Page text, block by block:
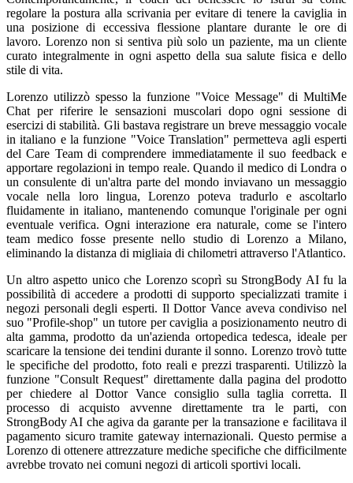
regolare la postura alla scrivania per evitare di tenere la caviglia in
una posizione di eccessiva flessione plantare durante le ore di
lavoro. Lorenzo non si sentiva più solo un paziente, ma un cliente
curato integralmente in ogni aspetto della sua salute fisica e dello
stile di vita.
Lorenzo utilizzò spesso la funzione "Voice Message" di MultiMe
Chat per riferire le sensazioni muscolari dopo ogni sessione di
esercizi di stabilità. Gli bastava registrare un breve messaggio vocale
in italiano e la funzione "Voice Translation" permetteva agli esperti
del Care Team di comprendere immediatamente il suo feedback e
apportare regolazioni in tempo reale. Quando il medico di Londra o
un consulente di un'altra parte del mondo inviavano un messaggio
vocale nella loro lingua, Lorenzo poteva tradurlo e ascoltarlo
fluidamente in italiano, mantenendo comunque l'originale per ogni
eventuale verifica. Ogni interazione era naturale, come se l'intero
team medico fosse presente nello studio di Lorenzo a Milano,
eliminando la distanza di migliaia di chilometri attraverso l'Atlantico.
Un altro aspetto unico che Lorenzo scoprì su StrongBody AI fu la
possibilità di accedere a prodotti di supporto specializzati tramite i
negozi personali degli esperti. Il Dottor Vance aveva condiviso nel
suo "Profile-shop" un tutore per caviglia a posizionamento neutro di
alta gamma, prodotto da un'azienda ortopedica tedesca, ideale per
scaricare la tensione dei tendini durante il sonno. Lorenzo trovò tutte
le specifiche del prodotto, foto reali e prezzi trasparenti. Utilizzò la
funzione "Consult Request" direttamente dalla pagina del prodotto
per chiedere al Dottor Vance consiglio sulla taglia corretta. Il
processo di acquisto avvenne direttamente tra le parti, con
StrongBody AI che agiva da garante per la transazione e facilitava il
pagamento sicuro tramite gateway internazionali. Questo permise a
Lorenzo di ottenere attrezzature mediche specifiche che difficilmente
avrebbe trovato nei comuni negozi di articoli sportivi locali.